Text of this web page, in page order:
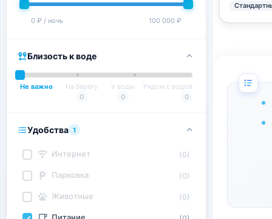
0 ₽ / ночь 100 000 ₽
Близость к воде
Не важно
На берегу
0
У воды
0
Рядом с водой
0
Удобства 1
Интернет (0)
Парковка (0)
Животные (0)